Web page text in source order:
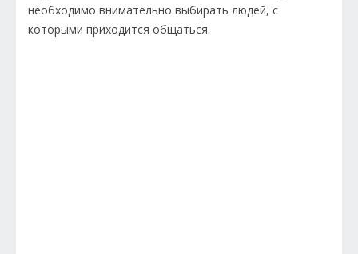
необходимо внимательно выбирать людей, с
которыми приходится общаться.